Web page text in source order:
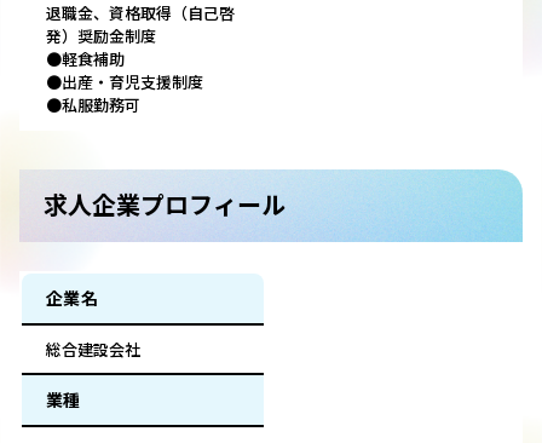
退職金、資格取得（自己啓
発）奨励金制度
●軽食補助
●出産・育児支援制度
●私服勤務可
求人企業プロフィール
企業名
総合建設会社
業種